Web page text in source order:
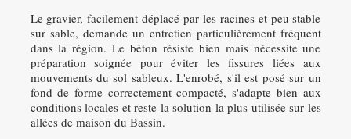
Le gravier, facilement déplacé par les racines et peu stable
sur sable, demande un entretien particulièrement fréquent
dans la région. Le béton résiste bien mais nécessite une
préparation soignée pour éviter les fissures liées aux
mouvements du sol sableux. L'enrobé, s'il est posé sur un
fond de forme correctement compacté, s'adapte bien aux
conditions locales et reste la solution la plus utilisée sur les
allées de maison du Bassin.